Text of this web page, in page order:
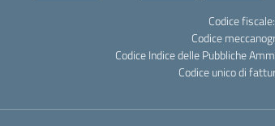
Codice
Codice
Codice Indice delle Pubbliche
Codice unico di